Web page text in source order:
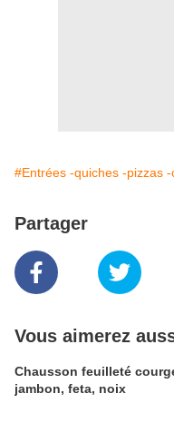
#Entrées -quiches -pizzas -
Partager
Vous aimerez
Chausson feuilleté
jambon, feta, noix